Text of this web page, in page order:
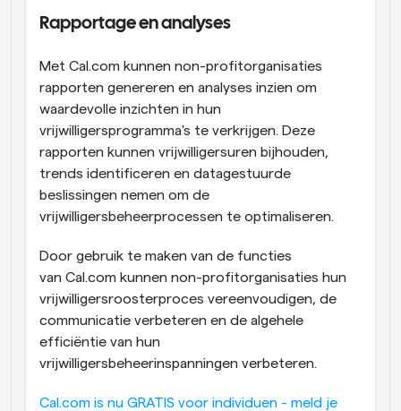
Rapportage en analyses
Met Cal.com kunnen non-profitorganisaties
rapporten genereren en analyses inzien om
waardevolle inzichten in hun
vrijwilligersprogramma's te verkrijgen. Deze
rapporten kunnen vrijwilligersuren bijhouden,
trends identificeren en datagestuurde
beslissingen nemen om de
vrijwilligersbeheerprocessen te optimaliseren.
Door gebruik te maken van de functies
van Cal.com kunnen non-profitorganisaties hun
vrijwilligersroosterproces vereenvoudigen, de
communicatie verbeteren en de algehele
efficiëntie van hun
vrijwilligersbeheerinspanningen verbeteren.
Cal.com is nu GRATIS voor individuen - meld je